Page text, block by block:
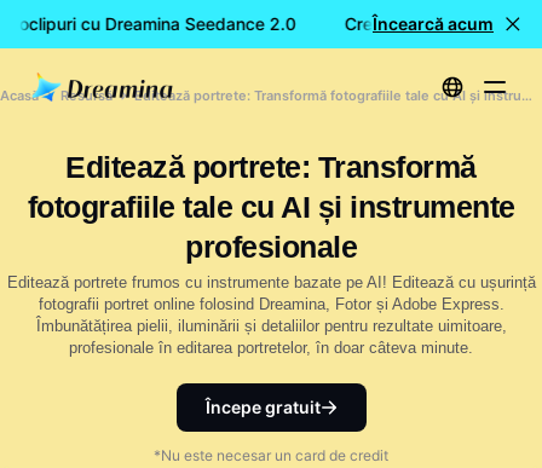
cu Dreamina Seedance 2.0 Creare GRATUITĂ de
Încearcă acum
Acasă Resursă Editează portrete: Transformă fotografiile tale cu AI și instrumente profesionale
Editează portrete: Transformă
fotografiile tale cu AI și instrumente
profesionale
Editează portrete frumos cu instrumente bazate pe AI! Editează cu ușurință
fotografii portret online folosind Dreamina, Fotor și Adobe Express.
Îmbunătățirea pielii, iluminării și detaliilor pentru rezultate uimitoare,
profesionale în editarea portretelor, în doar câteva minute.
Începe gratuit
*Nu este necesar un card de credit